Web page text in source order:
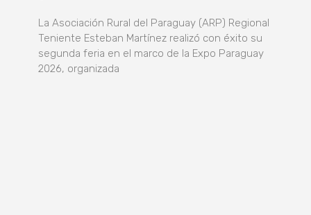
La Asociación Rural del Paraguay (ARP) Regional
Teniente Esteban Martínez realizó con éxito su
segunda feria en el marco de la Expo Paraguay
2026, organizada